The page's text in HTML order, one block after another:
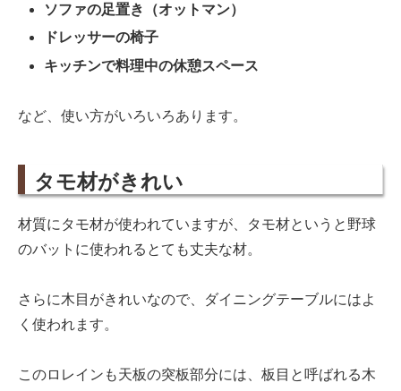
ソファの足置き（オットマン）
ドレッサーの椅子
キッチンで料理中の休憩スペース
など、使い方がいろいろあります。
タモ材がきれい
材質にタモ材が使われていますが、タモ材というと野球
のバットに使われるとても丈夫な材。
さらに木目がきれいなので、ダイニングテーブルにはよ
く使われます。
このロレインも天板の突板部分には、板目と呼ばれる木